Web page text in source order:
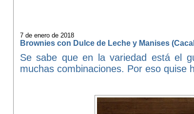
7 de enero de 2018
Brownies con Dulce de Leche y Manises
Se sabe que en la variedad está el
muchas combinaciones. Por eso quise